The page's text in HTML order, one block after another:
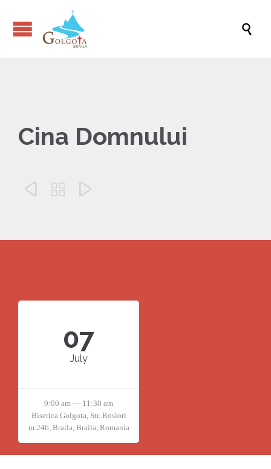

Cina Domnului
  
07
July
9:00 am — 11:30 am
Biserica Golgota, Str. Rosiori
nr.246, Braila, Braila, Romania